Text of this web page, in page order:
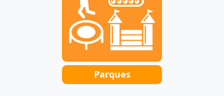
Parques